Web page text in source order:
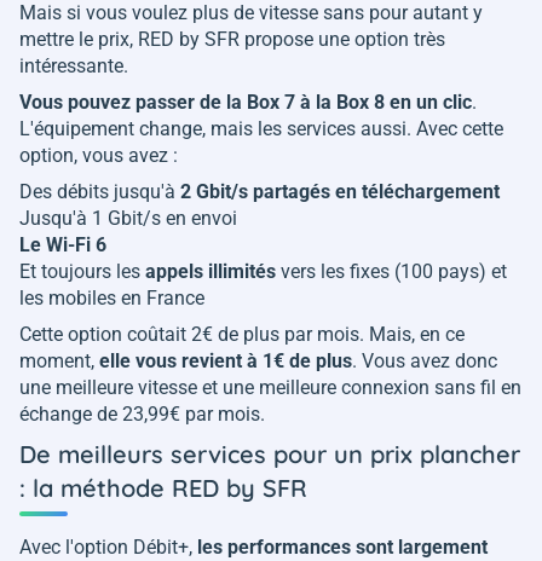
Mais si vous voulez plus de vitesse sans pour autant y
mettre le prix, RED by SFR propose une option très
intéressante.
Vous pouvez passer de la Box 7 à la Box 8 en un clic.
L'équipement change, mais les services aussi. Avec cette
option, vous avez :
Des débits jusqu'à 2 Gbit/s partagés en téléchargement
Jusqu'à 1 Gbit/s en envoi
Le Wi-Fi 6
Et toujours les appels illimités vers les fixes (100 pays) et
les mobiles en France
Cette option coûtait 2€ de plus par mois. Mais, en ce
moment, elle vous revient à 1€ de plus. Vous avez donc
une meilleure vitesse et une meilleure connexion sans fil en
échange de 23,99€ par mois.
De meilleurs services pour un prix plancher
: la méthode RED by SFR
Avec l'option Débit+, les performances sont largement